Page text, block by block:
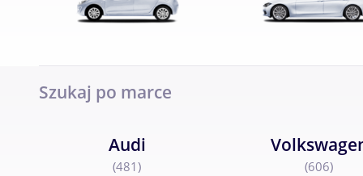
Szukaj po marce
Audi
(481) (606)